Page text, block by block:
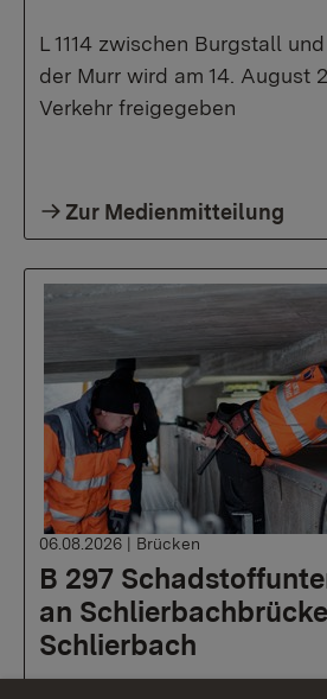
L 1114 zwischen Burgstall
der Murr wird am 14. August
Verkehr freigegeben
Zur Medienmitteilung
B 297
an
Schlierbach
06.08.2026 | Brücken